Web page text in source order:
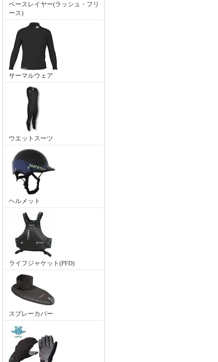
ベースレイヤー(ラッシュ・フリ
ース)
サーマルウェア
ウエットスーツ
ヘルメット
ライフジャケット(PFD)
スプレーカバー